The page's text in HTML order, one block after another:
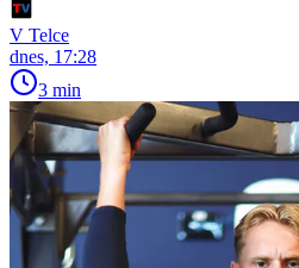
V Telce
dnes, 17:28
3 min